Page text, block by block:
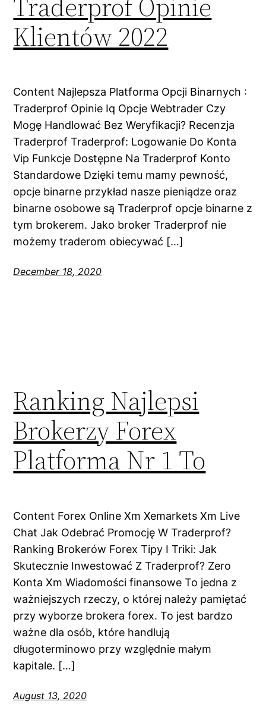
Klientów 2022
Content Najlepsza Platforma Opcji Binarnych :
Traderprof Opinie Iq Opcje Webtrader Czy
Mogę Handlować Bez Weryfikacji? Recenzja
Traderprof Traderprof: Logowanie Do Konta
Vip Funkcje Dostępne Na Traderprof Konto
Standardowe Dzięki temu mamy pewność,
opcje binarne przykład nasze pieniądze oraz
binarne osobowe są Traderprof opcje binarne z
tym brokerem. Jako broker Traderprof nie
możemy traderom obiecywać […]
December 18, 2020
Ranking Najlepsi
Brokerzy Forex
Platforma Nr 1 To
Content Forex Online Xm Xemarkets Xm Live
Chat Jak Odebrać Promocję W Traderprof?
Ranking Brokerów Forex Tipy I Triki: Jak
Skutecznie Inwestować Z Traderprof? Zero
Konta Xm Wiadomości finansowe To jedna z
ważniejszych rzeczy, o której należy pamiętać
przy wyborze brokera forex. To jest bardzo
ważne dla osób, które handlują
długoterminowo przy względnie małym
kapitale. […]
August 13, 2020